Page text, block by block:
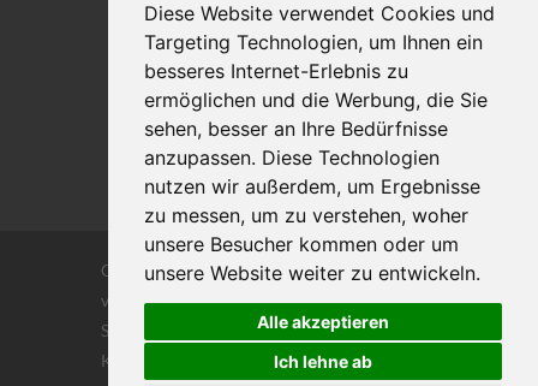
Diese Website verwendet Cookies und
Targeting Technologien, um Ihnen ein
besseres Internet-Erlebnis zu
ermöglichen und die Werbung, die Sie
sehen, besser an Ihre Bedürfnisse
anzupassen. Diese Technologien
nutzen wir außerdem, um Ergebnisse
zu messen, um zu verstehen, woher
unsere Besucher kommen oder um
unsere Website weiter zu entwickeln.
Alle akzeptieren
Ich lehne ab
Datenschutz
Cookie-Einstellungen
Copyrights © 2026 Alle Rechte vorbehalten
von DILIGENTIA Wirtschaftsprüfung- und
Steuerberatungsgesellschaft m.b. H. und Co
KG